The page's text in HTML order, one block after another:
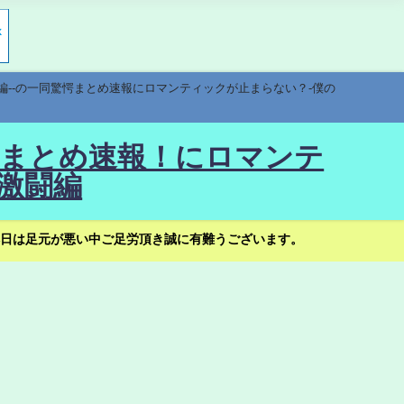
の一同驚愕まとめ速報にロマンティックが止まらない？-僕の
とめ速報！にロマンテ
闘編
足元が悪い中ご足労頂き誠に有難うございます。